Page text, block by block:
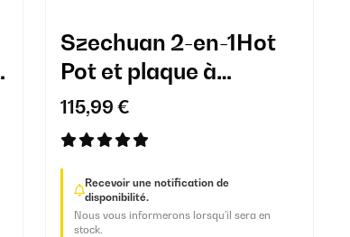
Szechuan 2-en-1Hot
Pot et plaque à
grillades électrique
115,99 €
Recevoir une notification de
disponibilité.
Nous vous informerons lorsqu’il sera en
stock.